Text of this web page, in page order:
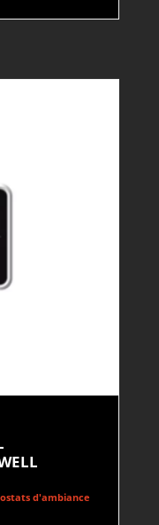
d'ambiance